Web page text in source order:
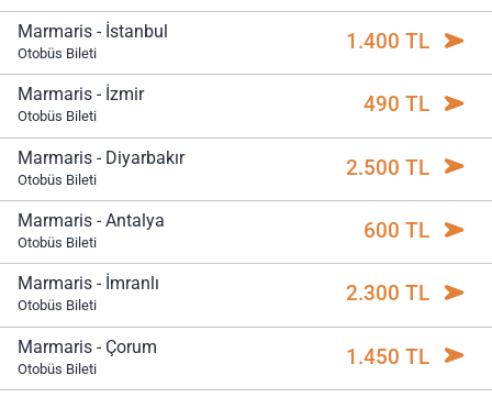
Marmaris - İstanbul
Otobüs Bileti 1.400 TL
Marmaris - İzmir
Otobüs Bileti 490 TL
Marmaris - Diyarbakır
Otobüs Bileti 2.500 TL
Marmaris - Antalya
Otobüs Bileti 600 TL
Marmaris - İmranlı
Otobüs Bileti 2.300 TL
Marmaris - Çorum
Otobüs Bileti 1.450 TL